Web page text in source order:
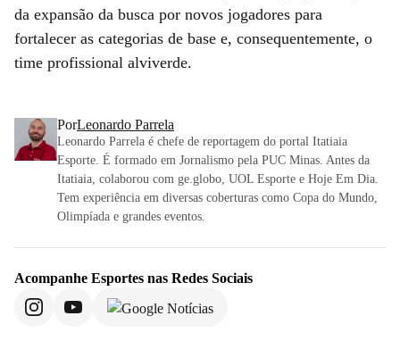
da expansão da busca por novos jogadores para
fortalecer as categorias de base e, consequentemente, o
time profissional alviverde.
PorLeonardo Parrela
Leonardo Parrela é chefe de reportagem do portal Itatiaia
Esporte. É formado em Jornalismo pela PUC Minas. Antes da
Itatiaia, colaborou com ge.globo, UOL Esporte e Hoje Em Dia.
Tem experiência em diversas coberturas como Copa do Mundo,
Olimpíada e grandes eventos.
Acompanhe Esportes nas Redes Sociais